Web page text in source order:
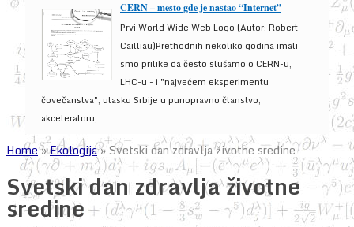
CERN – mesto gde je nastao “Internet”
Prvi World Wide Web Logo (Autor: Robert
Cailliau)Prethodnih nekoliko godina imali
smo prilike da često slušamo o CERN-u,
LHC-u - i "najvećem eksperimentu
čovečanstva", ulasku Srbije u punopravno članstvo,
akceleratoru, ...
Home»Ekologija»Svetski dan zdravlja životne sredine
Svetski dan zdravlja životne
sredine